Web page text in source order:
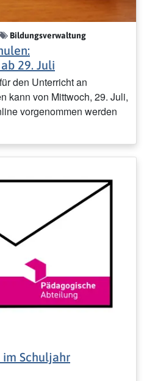
Bildungsverwaltung
29. Juli
den Unterricht an
kann von Mittwoch, 29. Juli,
vorgenommen werden
im Schuljahr